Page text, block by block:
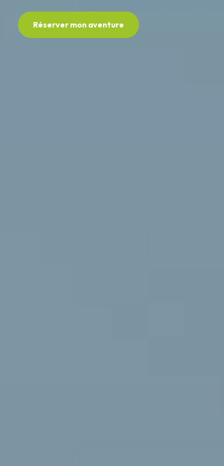
Réserver mon aventure